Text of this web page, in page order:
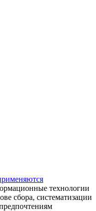
технологии
сбора, систематизации